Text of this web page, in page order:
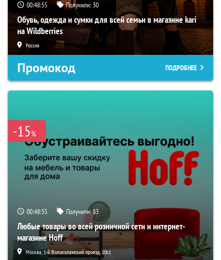
00:48:54 Получили: 30
Обувь, одежда и сумки для всей семьи в магазине kari
на Wildberries
Россия
Промокод ПОДРОБНЕЕ
-15%
00:48:54 Получили:83
Любые товары во всей розничной сети и интернет-
магазине Hoff
Москва, 1-й Волоколамский проезд, 10с1